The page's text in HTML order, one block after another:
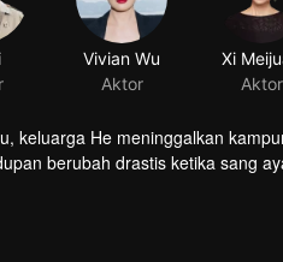
Vivian Wu
Aktor
Xi
Aktor
keluarga He meninggalkan
berubah drastis ketika sang
Bagaimana mereka bertahan di